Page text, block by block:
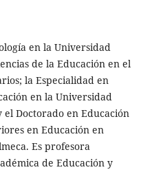
en la Universidad
de la Educación en el
la Especialidad en
en la Universidad
el Doctorado en Educación
en Educación en
Es profesora
de Educación y